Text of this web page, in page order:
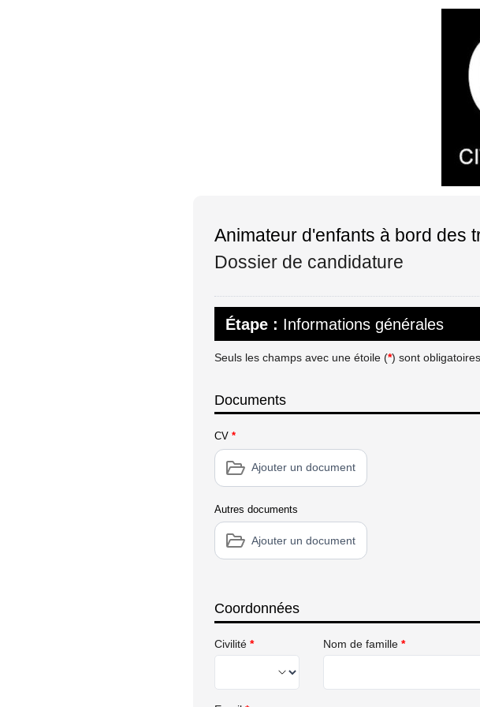
Animateur d'enfants à bord des
Dossier de candidature
Étape : Informations générales
Seuls les champs avec une étoile (*) sont obligatoires.
Documents
CV*
Ajouter un document
Autres documents
Ajouter un document
Coordonnées
Civilité* Nom de famille*